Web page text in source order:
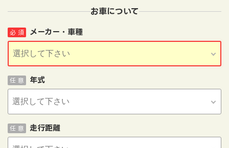
お車について
メーカー・車種
必 須
年式
任 意
走行距離
任 意